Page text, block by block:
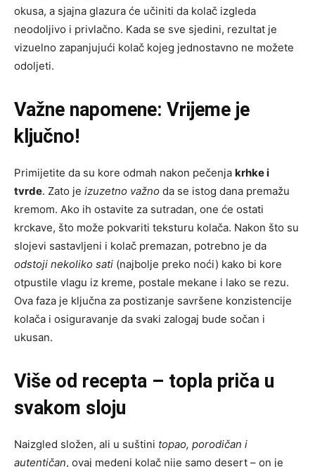
okusa, a sjajna glazura će učiniti da kolač izgleda
neodoljivo i privlačno. Kada se sve sjedini, rezultat je
vizuelno zapanjujući kolač kojeg jednostavno ne možete
odoljeti.
Važne napomene: Vrijeme je
ključno!
Primijetite da su kore odmah nakon pečenja krhke i
tvrde. Zato je izuzetno važno da se istog dana premažu
kremom. Ako ih ostavite za sutradan, one će ostati
krckave, što može pokvariti teksturu kolača. Nakon što su
slojevi sastavljeni i kolač premazan, potrebno je da
odstoji nekoliko sati (najbolje preko noći) kako bi kore
otpustile vlagu iz kreme, postale mekane i lako se rezu.
Ova faza je ključna za postizanje savršene konzistencije
kolača i osiguravanje da svaki zalogaj bude sočan i
ukusan.
Više od recepta – topla priča u
svakom sloju
Naizgled složen, ali u suštini topao, porodičan i
autentičan, ovaj medeni kolač nije samo desert – on je